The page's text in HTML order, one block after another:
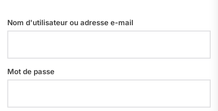
Nom d'utilisateur ou adresse e-mail
Mot de passe